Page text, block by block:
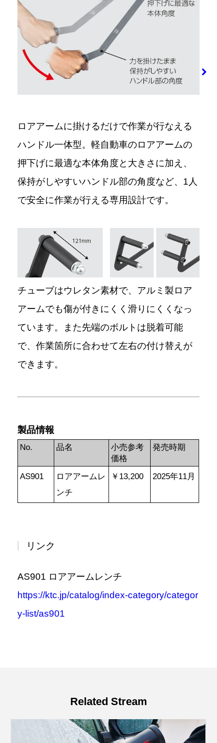
ロアアームに掛けるだけで作業が行なえる
ハンドル一体型。軽自動車のロアアームの
押下げに最適な本体角度と大きさに加え、
保持がしやすいハンドル部の角度など、1人
で安全に作業が行える専用設計です。
チューブはウレタン素材で、アルミ製ロア
アームでも傷が付きにくく滑りにくくなっ
ています。また先端のボルトは脱着可能
で、作業箇所に合わせて左右の付け替えが
できます。
製品情報
No. 品名
小売参考
価格
発売時期
AS901
ロアアームレ
ンチ
￥13,200 2025年11月
リンク
AS901 ロアアームレンチ
https://ktc.jp/catalog/index-category/categor
y-list/as901
Related Stream